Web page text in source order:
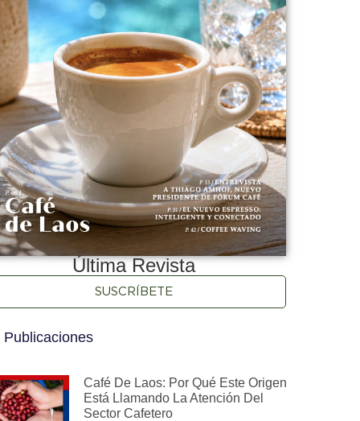
Última Revista
SUSCRÍBETE
Publicaciones
Café De Laos: Por Qué Este Origen
Está Llamando La Atención Del
Sector Cafetero